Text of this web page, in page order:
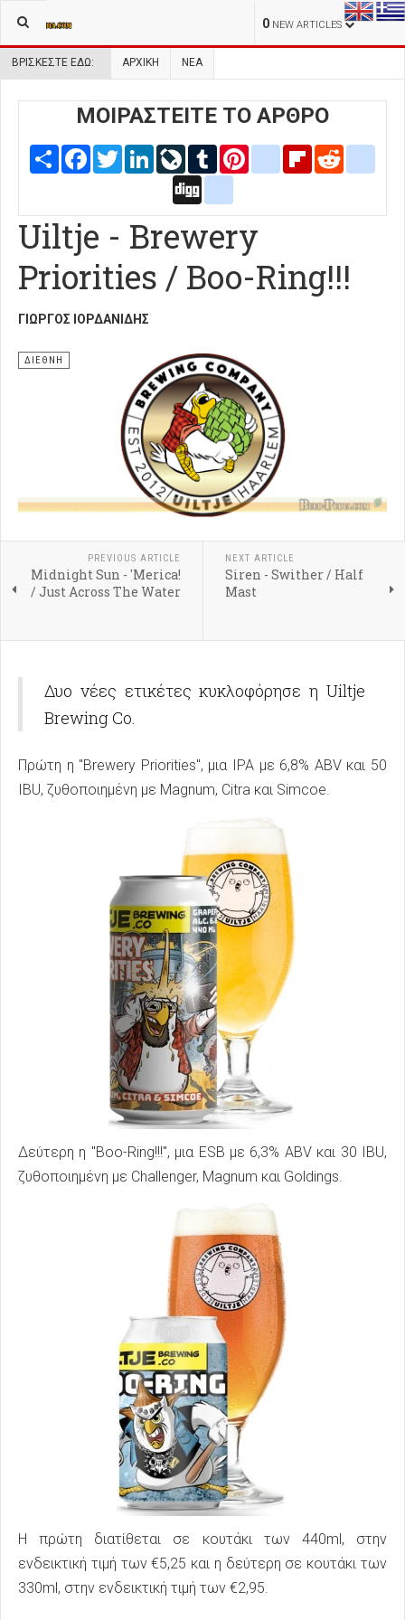
0 NEW ARTICLES
ΒΡΊΣΚΕΣΤΕ ΕΔΏ: ΑΡΧΙΚΉ ΝΕΑ
ΜΟΙΡΑΣΤΕΙΤΕ ΤΟ ΑΡΘΡΟ
Share FacebookTwitterLinkedInLiveJournal
Tumblr Pinterestblogger_post
Flipboard
Uiltje - Brewery
Priorities / Boo-Ring!!!
ΓΙΏΡΓΟΣ ΙΟΡΔΑΝΊΔΗΣ
ΔΙΕΘΝΗ
PREVIOUS ARTICLE
Midnight Sun - 'Merica!
/ Just Across The Water
NEXT ARTICLE
Siren - Swither / Half
Mast
Δυο νέες ετικέτες κυκλοφόρησε η Uiltje
Brewing Co.
Πρώτη η "Brewery Priorities", μια IPA με 6,8% ABV και 50
IBU, ζυθοποιημένη με Magnum, Citra και Simcoe.
Δεύτερη η "Boo-Ring!!!", μια ESB με 6,3% ABV και 30 IBU,
ζυθοποιημένη με Challenger, Magnum και Goldings.
Η πρώτη διατίθεται σε κουτάκι των 440ml, στην
ενδεικτική τιμή των €5,25 και η δεύτερη σε κουτάκι των
330ml, στην ενδεικτική τιμή των €2,95.